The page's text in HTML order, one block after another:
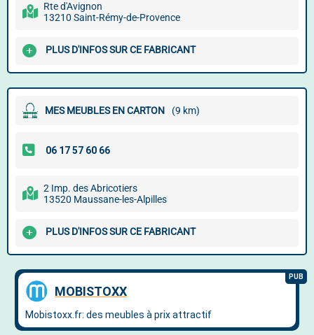
Rte d'Avignon
13210 Saint-Rémy-de-Provence
PLUS D'INFOS SUR CE FABRICANT
MES MEUBLES EN CARTON (9 km)
2 Imp. des Abricotiers
13520 Maussane-les-Alpilles
PLUS D'INFOS SUR CE FABRICANT